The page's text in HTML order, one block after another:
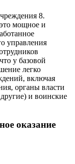
8.
мощное и
управления
у базовой
легко
включая
органы власти
и воинские
оказание